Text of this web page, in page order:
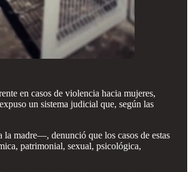
en casos de violencia hacia mujeres,
un sistema judicial que, según las
madre—, denunció que los casos de estas
patrimonial, sexual, psicológica,